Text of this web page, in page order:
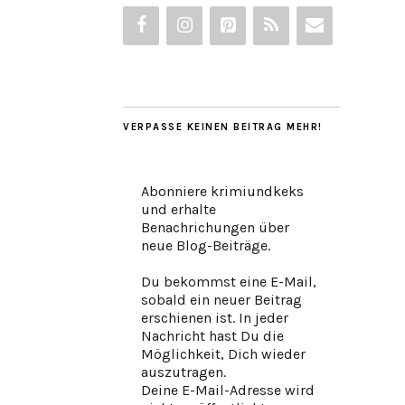
VERPASSE KEINEN BEITRAG MEHR!
Abonniere krimiundkeks
und erhalte
Benachrichungen über
neue Blog-Beiträge.
Du bekommst eine E-Mail,
sobald ein neuer Beitrag
erschienen ist. In jeder
Nachricht hast Du die
Möglichkeit, Dich wieder
auszutragen.
Deine E-Mail-Adresse wird